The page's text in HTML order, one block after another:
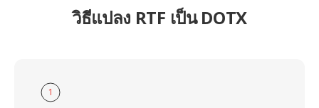
วิธีแปลง RTF เป็น DOTX
1